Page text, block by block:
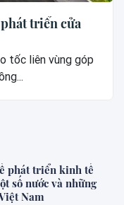
triển cửa
tốc liên vùng góp
phát triển kinh tế
số nước và những
Nam